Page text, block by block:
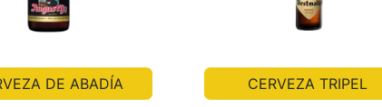
DE ABADÍA CERVEZA TRIPEL